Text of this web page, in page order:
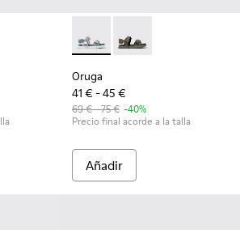
- Sandalias de piel blanca para niños.
003 - Sandalias de piel negras para
Oruga - K800637-004 -
Oruga - K800637-
Oruga
41 € - 45 €
69 € - 75 € -40%
Precio final acorde a la talla
Añadir